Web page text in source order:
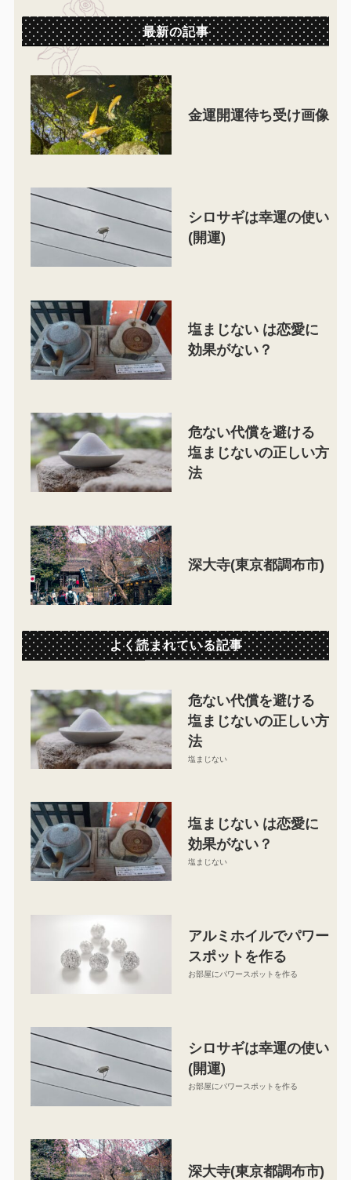
最新の記事
金運開運待ち受け画像
シロサギは幸運の使い
(開運)
塩まじない は恋愛に
効果がない？
危ない代償を避ける
塩まじないの正しい方
法
深大寺(東京都調布市)
よく読まれている記事
危ない代償を避ける
塩まじないの正しい方
法
塩まじない
塩まじない は恋愛に
効果がない？
塩まじない
アルミホイルでパワー
スポットを作る
お部屋にパワースポットを作る
シロサギは幸運の使い
(開運)
お部屋にパワースポットを作る
深大寺(東京都調布市)